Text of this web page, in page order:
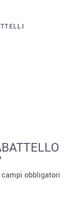
campi obbligatori